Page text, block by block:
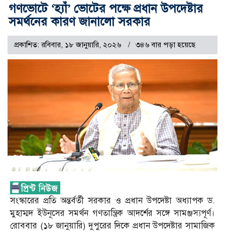
গণভোটে ‘হ্যাঁ’ ভোটের পক্ষে প্রধান উপদেষ্টার
সমর্থনের কারণ জানালো সরকার
প্রকাশিত: রবিবার, ১৮ জানুয়ারি, ২০২৬ ৩৪৬ বার পড়া হয়েছে
সংস্কারের প্রতি অন্তর্বর্তী সরকার ও প্রধান উপদেষ্টা অধ্যাপক ড.
মুহাম্মদ ইউনূসের সমর্থন গণতান্ত্রিক আদর্শের সঙ্গে সামঞ্জস্যপূর্ণ।
রোববার (১৮ জানুয়ারি) দুপুরের দিকে প্রধান উপদেষ্টার সামাজিক